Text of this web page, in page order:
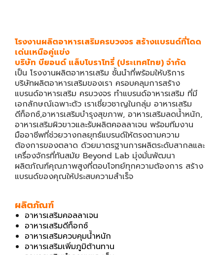
โรงงานผลิตอาหารเสริมครบวงจร สร้างแบรนด์ที่โดด
เด่นเหนือคู่แข่ง
บริษัท บียอนด์ แล็บโบราโทรี่ (ประเทศไทย) จำกัด
เป็น โรงงานผลิตอาหารเสริม ชั้นนำที่พร้อมให้บริการ
บริษัทผลิตอาหารเสริมของเรา ครอบคลุมการสร้าง
แบรนด์อาหารเสริม ครบวงจร ทำแบรนด์อาหารเสริม ที่มี
เอกลักษณ์เฉพาะตัว เราเชี่ยวชาญในกลุ่ม อาหารเสริม
ดีท็อกซ์,อาหารเสริมบำรุงสุขภาพ, อาหารเสริมลดน้ำหนัก,
อาหารเสริมผิวขาวและรับผลิตคอลลาเจน พร้อมทีมงาน
มืออาชีพที่ช่วยวางกลยุทธ์แบรนด์ให้ตรงตามความ
ต้องการของตลาด ด้วยมาตรฐานการผลิตระดับสากลและ
เครื่องจักรที่ทันสมัย Beyond Lab มุ่งมั่นพัฒนา
ผลิตภัณฑ์คุณภาพสูงที่ตอบโจทย์ทุกความต้องการ สร้าง
แบรนด์ของคุณให้ประสบความสำเร็จ
ผลิตภัณฑ์
อาหารเสริมคอลลาเจน
อาหารเสริมดีท็อกซ์
อาหารเสริมควบคุมน้ำหนัก
อาหารเสริมเพิ่มภูมิต้านทาน